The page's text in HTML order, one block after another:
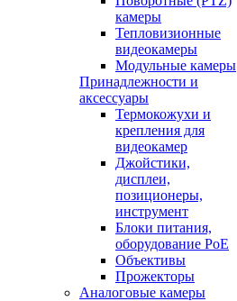
камеры
Тепловизионные
видеокамеры
Модульные камеры
Принадлежности и
аксессуары
Термокожухи и
крепления для
видеокамер
Джойстики,
дисплеи,
позиционеры,
инструмент
Блоки питания,
оборудование PoE
Объективы
Прожекторы
Аналоговые камеры